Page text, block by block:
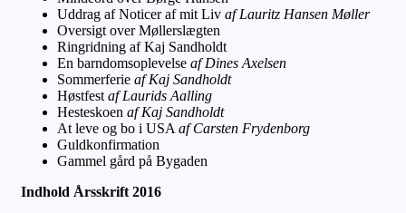
Uddrag af Noticer af mit Livaf Lauritz Hansen Møller
Oversigt over Møllerslægten
Ringridning af Kaj Sandholdt
En barndomsoplevelse af Dines Axelsen
Sommerferieaf Kaj Sandholdt
Høstfestaf Laurids Aalling
Hesteskoenaf Kaj Sandholdt
At leve og bo i USAaf Carsten Frydenborg
Guldkonfirmation
Gammel gård på Bygaden
Indhold Årsskrift 2016